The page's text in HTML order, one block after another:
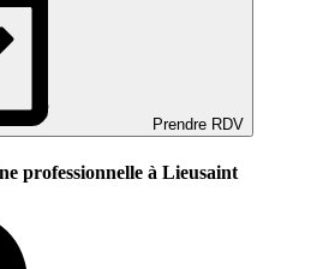
Prendre RDV
professionnelle à Lieusaint